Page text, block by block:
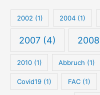
2002 (1) 2004 (1)
2007 (4) 2008
2010(1) Abbruch (1)
Covid19(1) FAC (1)
e
-
e